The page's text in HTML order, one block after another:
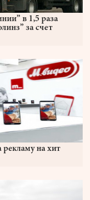
в 1,5 раза
за счет
на хит